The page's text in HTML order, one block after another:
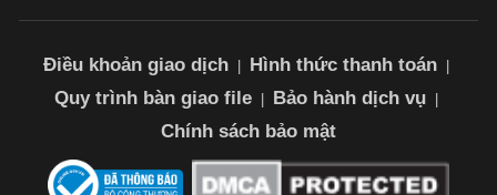
Điều khoản giao dịch Hình thức thanh toán
Quy trình bàn giao file Bảo hành dịch vụ
Chính sách bảo mật